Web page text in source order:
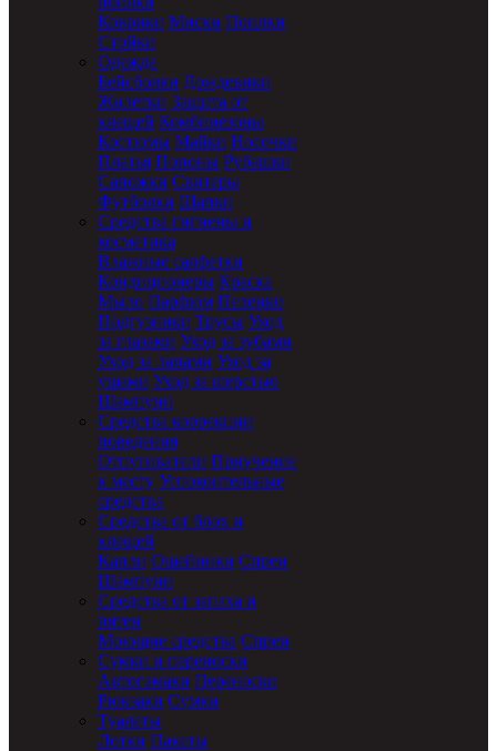
Коврики Миски Поилки
Стойки
Одежда
Бейсболки Дождевики
Жилетки Защита от
клещей Комбинезоны
Костюмы Майки Носочки
Платья Попоны Рубашки
Сапожки Свитеры
Футболки Шапки
Средства гигиены и
косметика
Влажные салфетки
Кондиционеры Краска
Мыло Парфюм Пеленки
Подгузники Трусы Уход
за глазами Уход за зубами
Уход за лапами Уход за
ушами Уход за шерстью
Шампуни
Средства коррекции
поведения
Отпугиватели Приучение
к месту Успокоительные
средства
Средства от блох и
клещей
Капли Ошейники Спреи
Шампуни
Средства от запаха и
пятен
Моющие средства Спреи
Сумки и переноски
Автогамаки Переноски
Рюкзаки Сумки
Туалеты
Лотки Пакеты